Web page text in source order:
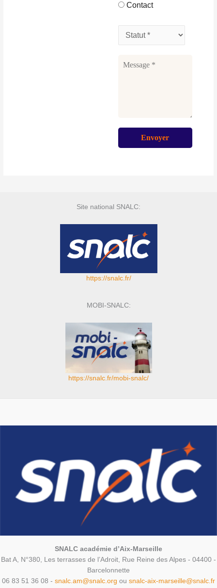
Contact
Site national SNALC:
https://snalc.fr/
MOBI-SNALC:
https://snalc.fr/mobi-snalc/
SNALC académie d’Aix-Marseille
Bat A, N°380, Les terrasses de l’Adroit, Rue Reine des Alpes - 04400 -
Barcelonnette
06 83 51 36 08 - snalc.am@snalc.org ou snalc-aix-marseille@snalc.fr